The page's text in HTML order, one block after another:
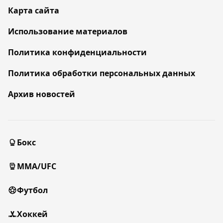
Карта сайта
Использование материалов
Политика конфиденциальности
Политика обработки персональных данных
Архив новостей
Бокс
MMA/UFC
Футбол
Хоккей